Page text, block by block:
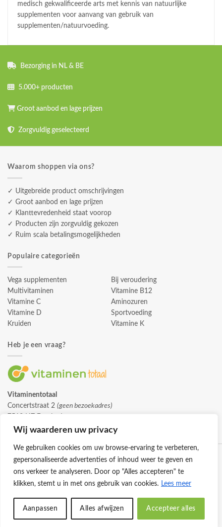
Wij waarderen uw privacy
We gebruiken cookies om uw browse-ervaring te verbeteren,
gepersonaliseerde advertenties of inhoud weer te geven en
ons verkeer te analyseren. Door op "Alles accepteren" te
klikken, stemt u in met ons gebruik van cookies. Lees meer
Aanpassen Alles afwijzen Accepteer alles
medisch gekwalificeerde arts met kennis van natuurlijke
supplementen voor aanvang van gebruik van
supplementen/natuurvoeding.
Bezorging in NL & BE
5.000+ producten
Groot aanbod en lage prijzen
Zorgvuldig geselecteerd
Waarom shoppen via ons?
✓ Uitgebreide product omschrijvingen
✓ Groot aanbod en lage prijzen
✓ Klanttevredenheid staat voorop
✓ Producten zijn zorgvuldig gekozen
✓ Ruim scala betalingsmogelijkheden
Populaire categorieën
Vega supplementen
Multivitaminen
Vitamine C
Vitamine D
Kruiden
Bij veroudering
Vitamine B12
Aminozuren
Sportvoeding
Vitamine K
Heb je een vraag?
Vitaminentotaal
Concertstraat 2 (geen bezoekadres)
info@vitaminentotaal.nl
© 2026 -Vitaminentotaal.nl